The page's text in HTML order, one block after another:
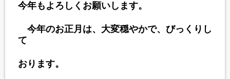
今年もよろしくお願いします。
今年のお正月は、大変穏やかで、びっくりし
て
おります。